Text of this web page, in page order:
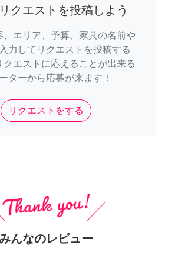
クエストを投稿しよう
、エリア、予算、家具の名前や
力してリクエストを投稿する
クエストに応えることが出来る
ターから応募が来ます！
リクエストをする
みんなのレビュー